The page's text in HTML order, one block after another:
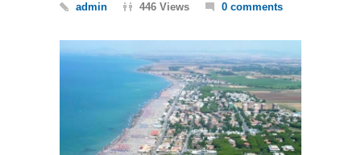
admin
446 Views 0 comments